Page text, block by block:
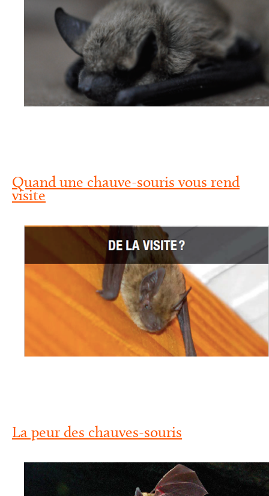
Quand une chauve-souris vous rend
visite
La peur des chauves-souris